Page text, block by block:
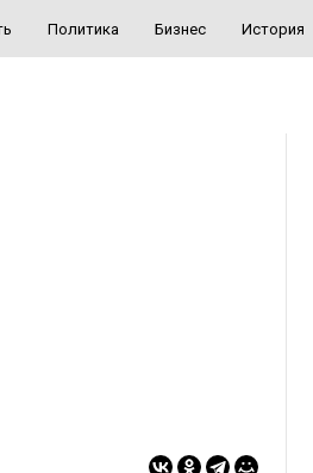
Политика Бизнес История